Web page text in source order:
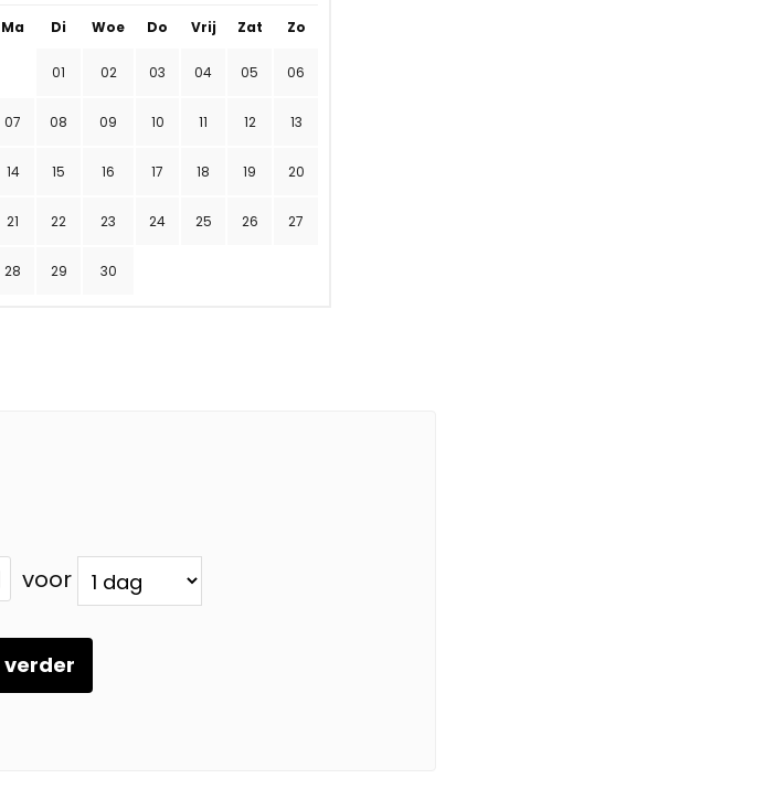
Ma Di Woe Do Vrij Zat Zo
01 02 03 04 05 06
07 08 09 10 11 12 13
14 15 16 17 18 19 20
21 22 23 24 25 26 27
28 29 30
voor